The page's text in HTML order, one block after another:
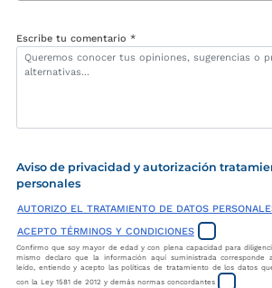
Escribe tu comentario *
Aviso de privacidad y autorización
personales
AUTORIZO EL TRATAMIENTO DE DATOS
ACEPTO TÉRMINOS Y CONDICIONES
Confirmo que soy mayor de edad y con plena capacidad para
mismo declaro que la información aquí suministrada corresponde
leído, entiendo y acepto las políticas de tratamiento de los datos
con la Ley 1581 de 2012 y demás normas concordantes